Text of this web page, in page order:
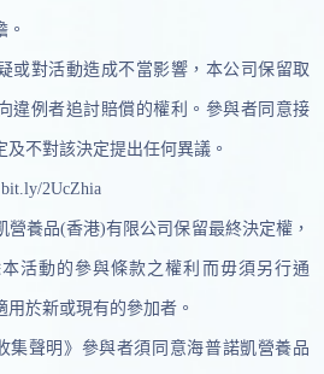
。
或對活動造成不當影響，本公司保留取
違例者追討賠償的權利。參與者同意接
及不對該決定提出任何異議。
2UcZhia
營養品(香港)有限公司保留最終決定權，
活動的參與條款之權利而毋須另行通
於新或現有的參加者。
集聲明》參與者須同意海普諾凱營養品